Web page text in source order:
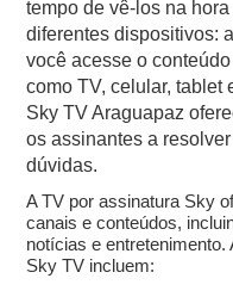
tempo de vê-los na
diferentes dispositivos:
você acesse o
como TV, celular, tablet
Sky TV Araguapaz
os assinantes a
dúvidas.
A TV por assinatura Sky
canais e conteúdos,
notícias e
Sky TV incluem: